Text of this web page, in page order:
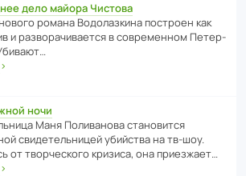
дело майора Чистова
романа Водо­ла­з­кина пост­роен как
и разво­ра­чи­ва­ется в совре­менном Пете­р­
›
ночи
Маня Поли­ва­нова стано­вится
свиде­тель­ницей убийства на тв-шоу.
от твор­че­с­кого кризиса, она приезжает…
›